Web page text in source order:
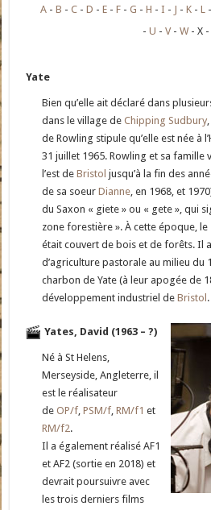
A B C D E F G H I J K L
U
V W X
Yate
Bien qu’elle ait déclaré dans
dans le village deChipping Sudbury
de Rowling stipule qu’elle est née à
31 juillet 1965. Rowling et sa famille
l’est deBristol jusqu’à la fin des
de sa soeurDianne, en 1968, et
du Saxon « giete » ou « gete », qui
zone forestière ». À cette époque,
était couvert de bois et de forêts. Il
d’agriculture pastorale au milieu du
charbon de Yate (à leur apogée de
développement industriel deBristol .
Yates, David (1963 – ?)
Né à St Helens,
Merseyside, Angleterre, il
est le réalisateur
deOP/f,PSM/f,RM/f1 et
RM/f2.
Il a également réalisé AF1
et AF2 (sortie en 2018) et
devrait poursuivre avec
les trois derniers films